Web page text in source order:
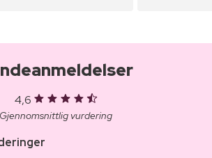
4,6
Gjennomsnittlig vurdering